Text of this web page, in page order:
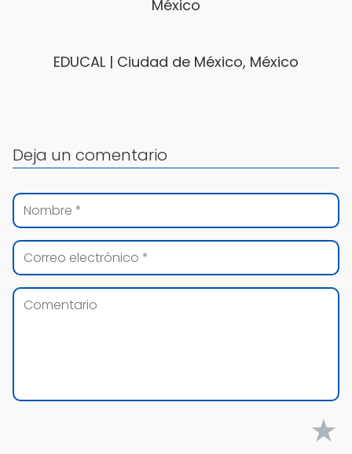
México
EDUCAL | Ciudad de México, México
Deja un comentario
★